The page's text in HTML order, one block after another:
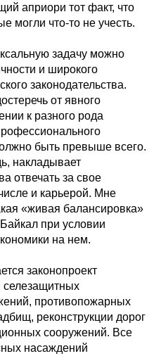
априори тот факт, что
могли что-то не учесть.
задачу можно
и широкого
законодательства.
от явного
к разного рода
быть превыше всего.
накладывает
отвечать за свое
и карьерой. Мне
«живая балансировка»
при условии
на нем.
законопроект
селезащитных
противопожарных
реконструкции дорог
сооружений. Все
насаждений